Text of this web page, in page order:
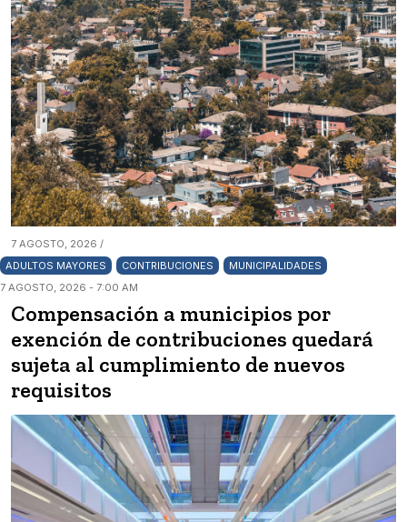
7 AGOSTO, 2026 /
ADULTOS MAYORES
CONTRIBUCIONES
MUNICIPALIDADES
7 AGOSTO, 2026 - 7:00 AM
Compensación a municipios por
exención de contribuciones quedará
sujeta al cumplimiento de nuevos
requisitos